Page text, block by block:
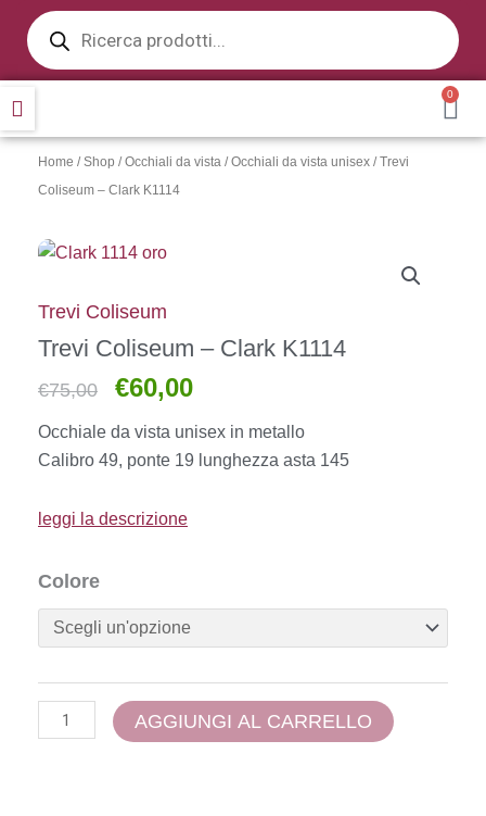
contenuto
Products
search
0
Home /Shop /Occhiali da vista /Occhiali da vista unisex / Trevi
Coliseum – Clark K1114
Trevi Coliseum
Trevi Coliseum – Clark K1114
€75,00
Il
originale
era:
€60,00Il
attuale
è:
Occhiale da vista unisex in metallo
Calibro 49, ponte 19 lunghezza asta 145
leggi la descrizione
Colore
Trevi
Coliseum
K1114
quantità
AGGIUNGI AL CARRELLO